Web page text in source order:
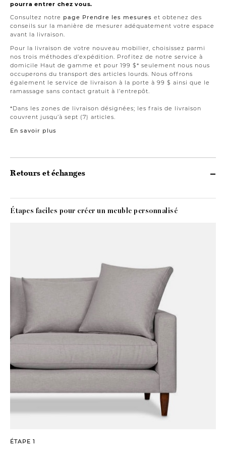
pourra entrer chez vous.
Consultez notre page Prendre les mesures et obtenez des
conseils sur la manière de mesurer adéquatement votre espace
avant la livraison.
Pour la livraison de votre nouveau mobilier, choisissez parmi
nos trois méthodes d’expédition. Profitez de notre service à
domicile Haut de gamme et pour 199 $* seulement nous nous
occuperons du transport des articles lourds. Nous offrons
également le service de livraison à la porte à 99 $ ainsi que le
ramassage sans contact gratuit à l’entrepôt.
*Dans les zones de livraison désignées; les frais de livraison
couvrent jusqu’à sept (7) articles.
En savoir plus
Retours et échanges
Étapes faciles pour créer un meuble personnalisé
ÉTAPE 1